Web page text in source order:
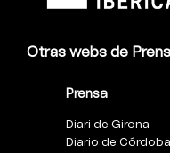
Otras webs de
Prensa
Diari de Girona
Diario de Córdoba